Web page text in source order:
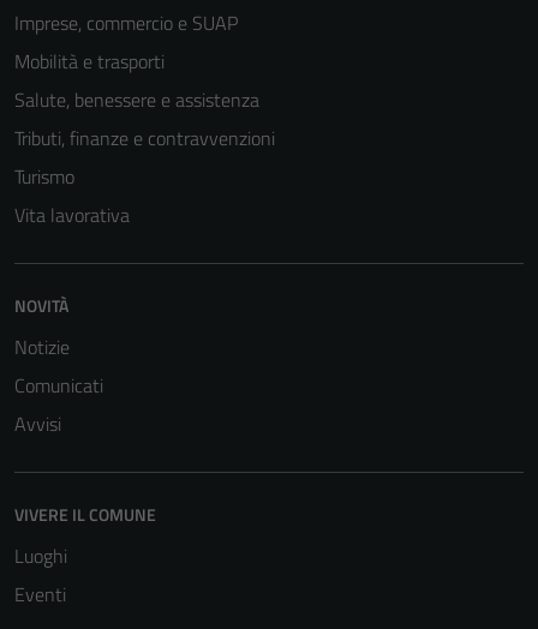
Imprese, commercio e SUAP
Mobilità e trasporti
Salute, benessere e assistenza
Tributi, finanze e contravvenzioni
Turismo
Vita lavorativa
NOVITÀ
Notizie
Comunicati
Avvisi
VIVERE IL COMUNE
Luoghi
Eventi
del sito e non